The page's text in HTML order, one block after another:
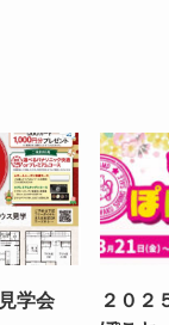
学会
２０２